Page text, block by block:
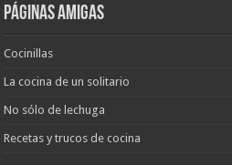
Páginas amigas
Cocinillas
La cocina de un solitario
No sólo de lechuga
Recetas y trucos de cocina